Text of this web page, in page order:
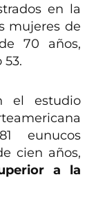
en la
mujeres de
70 años,
el estudio
eunucos
cien años,
a la